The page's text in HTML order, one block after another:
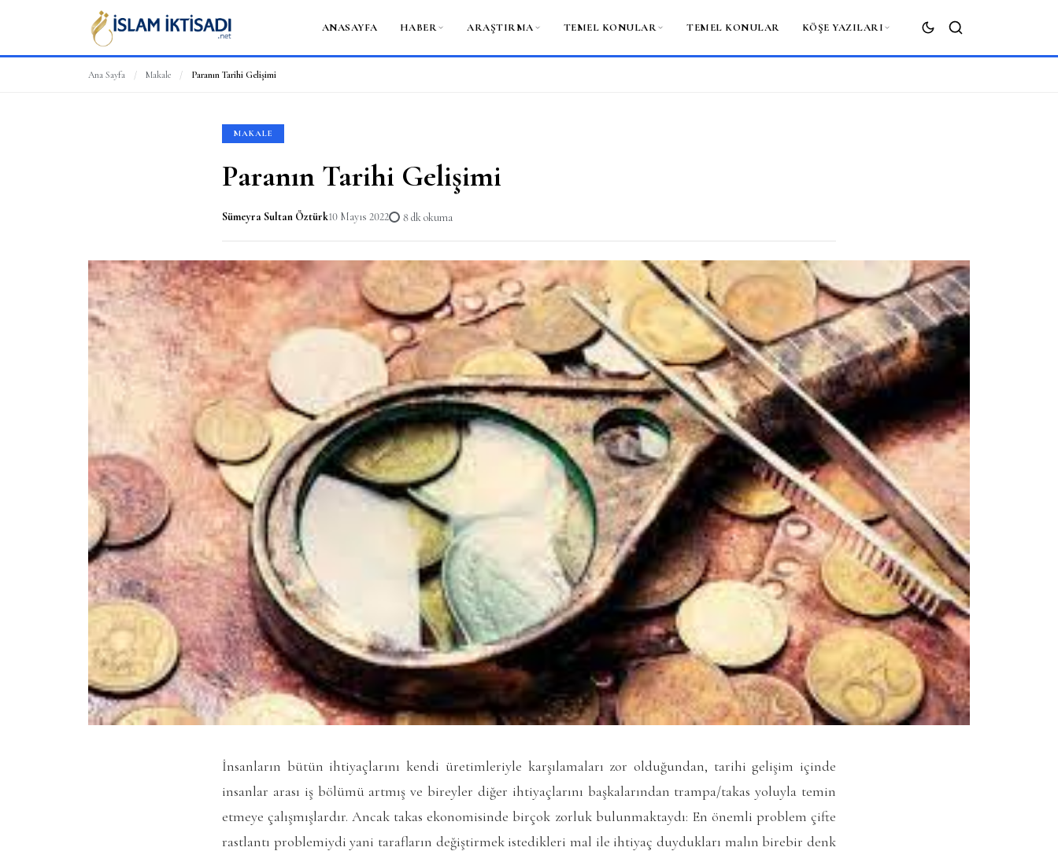
ANASAYFA HABER ARAŞTIRMA TEMEL KONULAR TEMEL KONULAR KÖŞE YAZILARI
ARA
Ana Sayfa / Makale / Paranın Tarihi Gelişimi
MAKALE
Paranın Tarihi Gelişimi
Sümeyra Sultan Öztürk10 Mayıs 2022 8 dk okuma
İnsanların bütün ihtiyaçlarını kendi üretimleriyle karşılamaları zor olduğundan, tarihi gelişim içinde
insanlar arası iş bölümü artmış ve bireyler diğer ihtiyaçlarını başkalarından trampa/takas yoluyla temin
etmeye çalışmışlardır. Ancak takas ekonomisinde birçok zorluk bulunmaktaydı: En önemli problem çifte
rastlantı problemiydi yani tarafların değiştirmek istedikleri mal ile ihtiyaç duydukları malın birebir denk